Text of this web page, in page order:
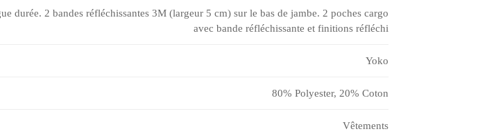
durée. 2 bandes réfléchissantes 3M (largeur 5 cm) sur le bas de jambe. 2 poches cargo
avec bande réfléchissante et finitions réfléchi
Yoko
80% Polyester, 20% Coton
Vêtements